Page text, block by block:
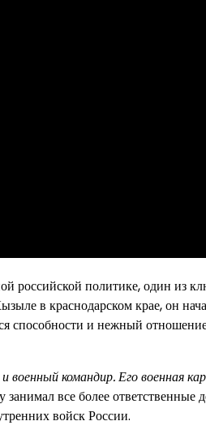
российской политике, один из
в краснодарском крае, он
и нежный
командир. Его военная
все более ответственные
войск России.